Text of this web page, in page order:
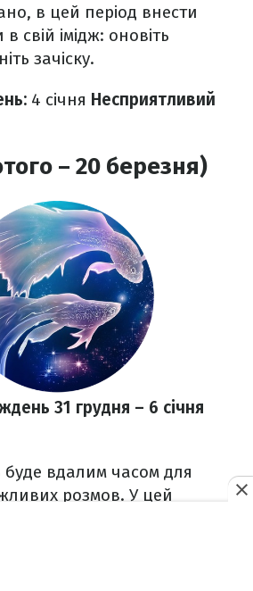
в цей період внести
свій імідж: оновіть
зачіску.
4 січня Несприятливий
– 20 березня)
31 грудня – 6 січня
вдалим часом для
розмов. У цей